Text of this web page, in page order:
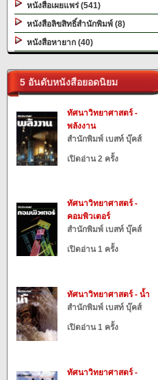
หนังสือเผยแพร่ (541)
หนังสือลิขสิทธิ์สำนักพิมพ์ (8)
หนังสือหายาก (40)
5 อันดับหนังสือยอดนิยม
ทัศนาวิทยาศาสตร์ -
พลังงาน
สำนักพิมพ์ เบสท์ บุ๊คส์
เปิดอ่าน 2 ครั้ง
ทัศนาวิทยาศาสตร์ -
คอมพิวเตอร์
สำนักพิมพ์ เบสท์ บุ๊คส์
เปิดอ่าน 1 ครั้ง
ทัศนาวิทยาศาสตร์ - น้ำ
สำนักพิมพ์ เบสท์ บุ๊คส์
เปิดอ่าน 1 ครั้ง
ทัศนาวิทยาศาสตร์ -